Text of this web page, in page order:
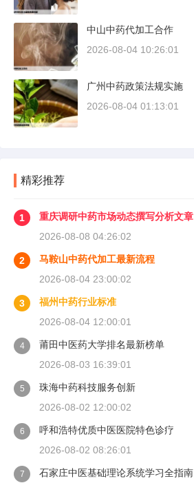
中山中药代加工合作
2026-08-04 10:26:01
广州中药政策法规实施
2026-08-04 01:13:01
精彩推荐
1
重庆调研中药市场动态撰写分析文章
2026-08-08 04:26:02
2
马鞍山中药代加工最新流程
2026-08-04 23:00:02
3
福州中药行业标准
2026-08-04 12:00:01
4
莆田中医药大学排名最新榜单
2026-08-03 16:39:01
5
珠海中药科技服务创新
2026-08-02 12:00:02
6
呼和浩特优质中医医院特色诊疗
2026-08-02 08:26:01
7 石家庄中医基础理论系统学习全指南